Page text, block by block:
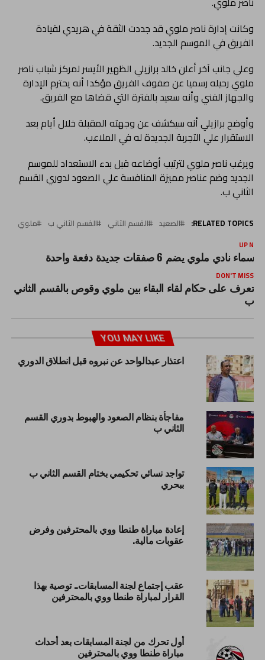
وكانت إدارة ناصر ملوي قد جددت الثقة في هريدي لقيادة
الفريق في الموسم الجديد.
وعلي جانب آخر أعلن خالد برازيلي الظهير الأيسر لمركز شباب ناصر
ملوي رحيله رسميا عن صفوف الفريق مؤكدا أنه يحترم الإدارة
والجهاز الفني وأنه سعيد بالفترة التي قضاها مع الفريق.
وأوضح برازيلي أنه سيكشف عن وجهته المقبلة خلال أيام بعد
الاستقرار علي التجربة الجديدة له في الملاعب.
ويرغب ناصر ملوي لترتيب أوضاعه قبل بدء الاستعداد للموسم
الجديد وضم عناصر مميزة المنافسة علي الصعود لدوري القسم
الثاني ب.
RELATED TOPICS: الصعيد القسم الثاني القسم الثاني ب ملوي
UP
نادي ملوي يضم 6 صفقات جديدة دفعة واحدة
DON'T MISS
تعرف على حكام لقاء البقاء بين ملوي وقوص بالقسم الثاني
ب
YOU MAY LIKE
اعتذار عبدالواحد عن نبروه قبل انطلاق الدوري
مفاجأة بنظام الصعود والهبوط بدوري القسم
الثاني ب
تواجد نسائي تحكيمي بختام القسم الثاني ب
ببحري
إعادة مباراة طنطا ووي بالمحترفين وفرض
عقوبات مالية.
عقب إجتماع لجنة المسابقات.. توصية بهذا
القرار لمباراة طنطا ووي بالمحترفين
أول تحرك من لجنة المسابقات بعد أحداث
مباراة طنطا ووي بالمحترفين